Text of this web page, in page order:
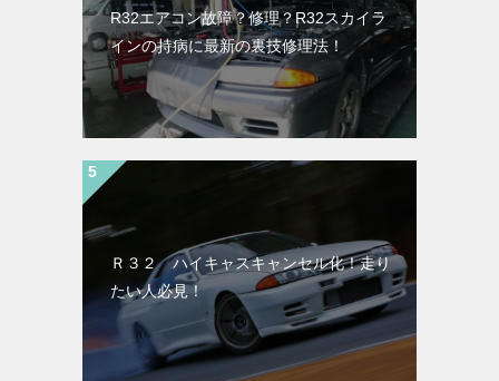
R32エアコン故障？修理？R32スカイラ
インの持病に最新の裏技修理法！
Ｒ３２ ハイキャスキャンセル化！走り
たい人必見！